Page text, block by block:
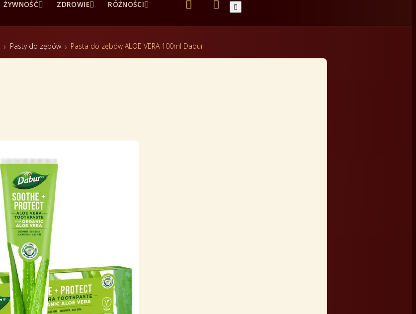
ŻYWNOŚĆ ZDROWIE RÓŻNOŚCI   
Pasty do zębów Pasta do zębów ALOE VERA 100ml Dabur